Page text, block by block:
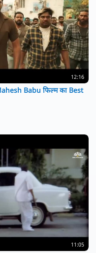
12:16
Babu फिल्म का Best
11:05